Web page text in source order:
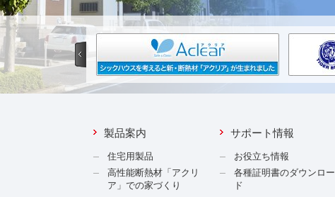
製品案内
住宅用製品
高性能断熱材「アクリ
ア」での家づくり
サポート情報
お役立ち情報
各種証明書のダウンロー
ド